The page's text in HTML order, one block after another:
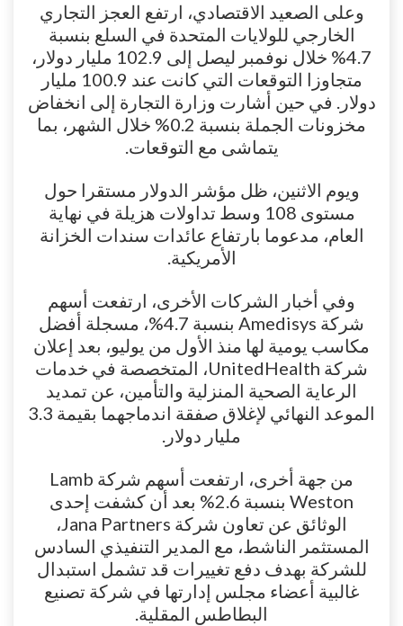
وعلى الصعيد الاقتصادي، ارتفع العجز التجاري
الخارجي للولايات المتحدة في السلع بنسبة
4.7% خلال نوفمبر ليصل إلى 102.9 مليار دولار،
متجاوزا التوقعات التي كانت عند 100.9 مليار
دولار. في حين أشارت وزارة التجارة إلى انخفاض
مخزونات الجملة بنسبة 0.2% خلال الشهر، بما
يتماشى مع التوقعات.
ويوم الاثنين، ظل مؤشر الدولار مستقرا حول
مستوى 108 وسط تداولات هزيلة في نهاية
العام، مدعوما بارتفاع عائدات سندات الخزانة
الأمريكية.
وفي أخبار الشركات الأخرى، ارتفعت أسهم
شركة Amedisys بنسبة 4.7%، مسجلة أفضل
مكاسب يومية لها منذ الأول من يوليو، بعد إعلان
شركة UnitedHealth، المتخصصة في خدمات
الرعاية الصحية المنزلية والتأمين، عن تمديد
الموعد النهائي لإغلاق صفقة اندماجهما بقيمة 3.3
مليار دولار.
من جهة أخرى، ارتفعت أسهم شركة Lamb
Weston بنسبة 2.6% بعد أن كشفت إحدى
الوثائق عن تعاون شركة Jana Partners،
المستثمر الناشط، مع المدير التنفيذي السادس
للشركة بهدف دفع تغييرات قد تشمل استبدال
غالبية أعضاء مجلس إدارتها في شركة تصنيع
البطاطس المقلية.